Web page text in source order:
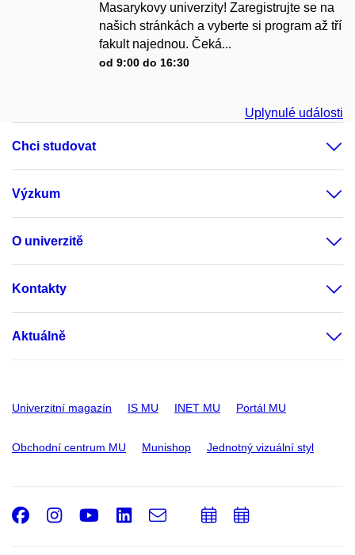
Masarykovy univerzity! Zaregistrujte se na
našich stránkách a vyberte si program až tří
fakult najednou. Čeká...
od 9:00 do 16:30
Uplynulé události
Chci studovat
Výzkum
O univerzitě
Kontakty
Aktuálně
Univerzitní magazín IS MU INET MU Portál MU
Obchodní centrum MU Munishop Jednotný vizuální styl
Facebook
Instagram
Youtube
LinkedIn
e-
PřidatPřidat